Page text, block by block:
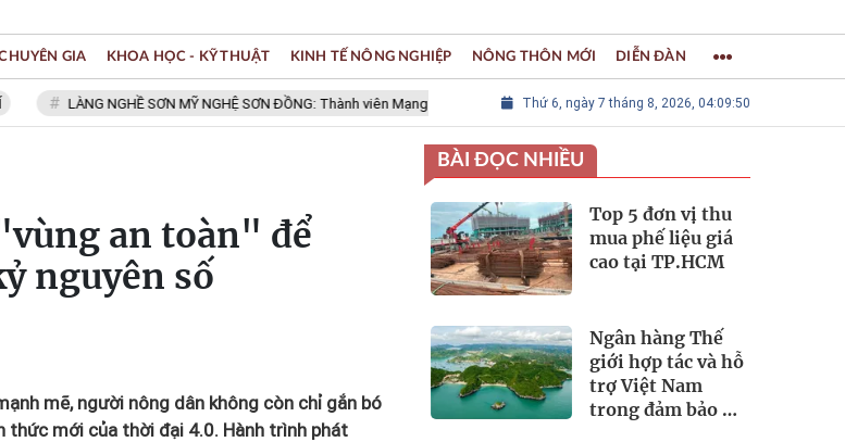
LÀNG NGHỀ SƠN MỸ NGHỆ SƠN ĐỒNG: Thành viên Mạng lưới các Thành phố Thủ công sáng tạo Thế giới LÀNG NGHỀ
Thứ 6, ngày 7 tháng 8, 2026, 04:09:51
GIA KHOA HỌC - KỸ THUẬT KINH TẾ NÔNG NGHIỆP NÔNG THÔN MỚI DIỄN ĐÀN
an toàn" để
nguyên số
mẽ, người nông dân không còn chỉ gắn bó
mới của thời đại 4.0. Hành trình phát
BÀI ĐỌC NHIỀU
Top 5 đơn vị thu
mua phế liệu giá
cao tại TP.HCM
Ngân hàng Thế
giới hợp tác và hỗ
trợ Việt Nam
trong đảm bảo an